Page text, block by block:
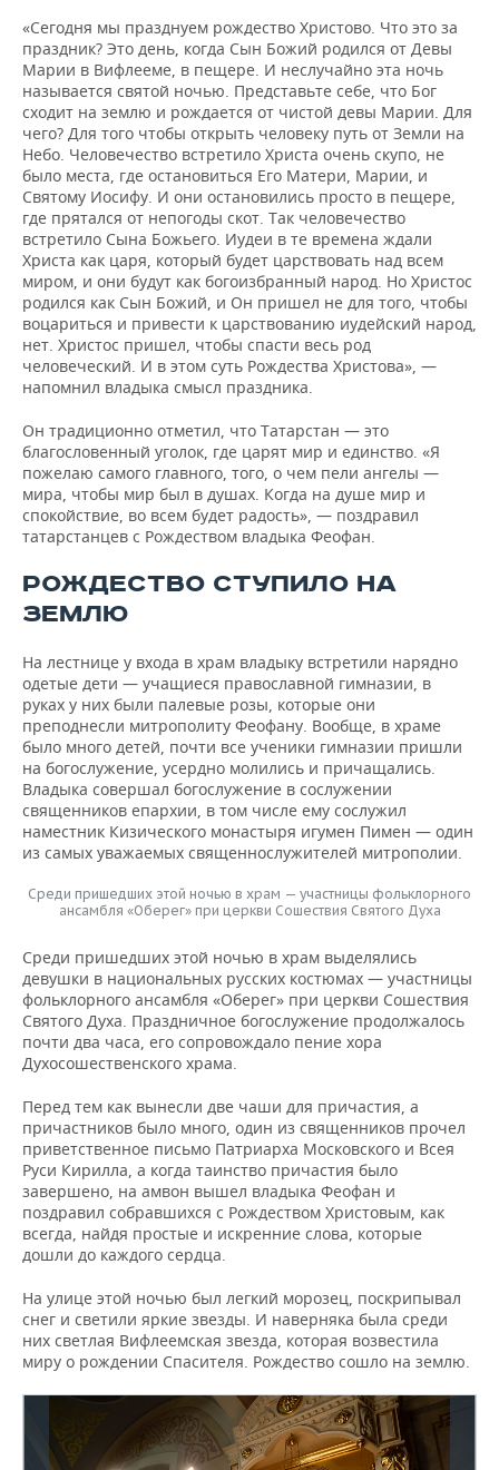
«Сегодня мы празднуем рождество Христово. Что это за
праздник? Это день, когда Сын Божий родился от Девы
Марии в Вифлееме, в пещере. И неслучайно эта ночь
называется святой ночью. Представьте себе, что Бог
сходит на землю и рождается от чистой девы Марии. Для
чего? Для того чтобы открыть человеку путь от Земли на
Небо. Человечество встретило Христа очень скупо, не
было места, где остановиться Его Матери, Марии, и
Святому Иосифу. И они остановились просто в пещере,
где прятался от непогоды скот. Так человечество
встретило Сына Божьего. Иудеи в те времена ждали
Христа как царя, который будет царствовать над всем
миром, и они будут как богоизбранный народ. Но Христос
родился как Сын Божий, и Он пришел не для того, чтобы
воцариться и привести к царствованию иудейский народ,
нет. Христос пришел, чтобы спасти весь род
человеческий. И в этом суть Рождества Христова», —
напомнил владыка смысл праздника.
Он традиционно отметил, что Татарстан — это
благословенный уголок, где царят мир и единство. «Я
пожелаю самого главного, того, о чем пели ангелы —
мира, чтобы мир был в душах. Когда на душе мир и
спокойствие, во всем будет радость», — поздравил
татарстанцев с Рождеством владыка Феофан.
РОЖДЕСТВО СТУПИЛО НА
ЗЕМЛЮ
На лестнице у входа в храм владыку встретили нарядно
одетые дети — учащиеся православной гимназии, в
руках у них были палевые розы, которые они
преподнесли митрополиту Феофану. Вообще, в храме
было много детей, почти все ученики гимназии пришли
на богослужение, усердно молились и причащались.
Владыка совершал богослужение в сослужении
священников епархии, в том числе ему сослужил
наместник Кизического монастыря игумен Пимен — один
из самых уважаемых священнослужителей митрополии.
Среди пришедших этой ночью в храм — участницы фольклорного
ансамбля «Оберег» при церкви Сошествия Святого Духа
Среди пришедших этой ночью в храм выделялись
девушки в национальных русских костюмах — участницы
фольклорного ансамбля «Оберег» при церкви Сошествия
Святого Духа. Праздничное богослужение продолжалось
почти два часа, его сопровождало пение хора
Духосошественского храма.
Перед тем как вынесли две чаши для причастия, а
причастников было много, один из священников прочел
приветственное письмо Патриарха Московского и Всея
Руси Кирилла, а когда таинство причастия было
завершено, на амвон вышел владыка Феофан и
поздравил собравшихся с Рождеством Христовым, как
всегда, найдя простые и искренние слова, которые
дошли до каждого сердца.
На улице этой ночью был легкий морозец, поскрипывал
снег и светили яркие звезды. И наверняка была среди
них светлая Вифлеемская звезда, которая возвестила
миру о рождении Спасителя. Рождество сошло на землю.